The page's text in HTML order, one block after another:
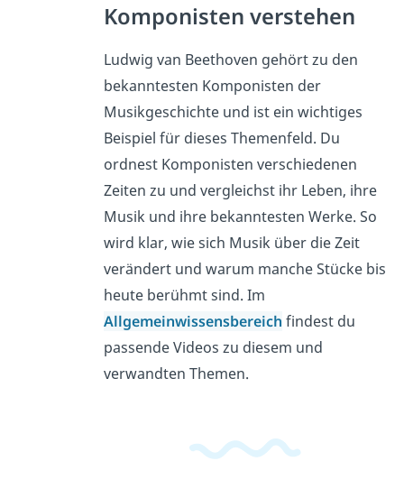
Komponisten verstehen
Ludwig van Beethoven gehört zu den
bekanntesten Komponisten der
Musikgeschichte und ist ein wichtiges
Beispiel für dieses Themenfeld. Du
ordnest Komponisten verschiedenen
Zeiten zu und vergleichst ihr Leben, ihre
Musik und ihre bekanntesten Werke. So
wird klar, wie sich Musik über die Zeit
verändert und warum manche Stücke bis
heute berühmt sind. Im
Allgemeinwissensbereich findest du
passende Videos zu diesem und
verwandten Themen.